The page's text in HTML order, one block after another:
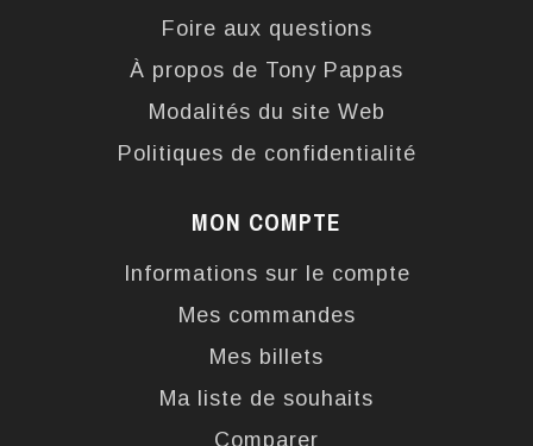
Foire aux questions
À propos de Tony Pappas
Modalités du site Web
Politiques de confidentialité
MON COMPTE
Informations sur le compte
Mes commandes
Mes billets
Ma liste de souhaits
Comparer